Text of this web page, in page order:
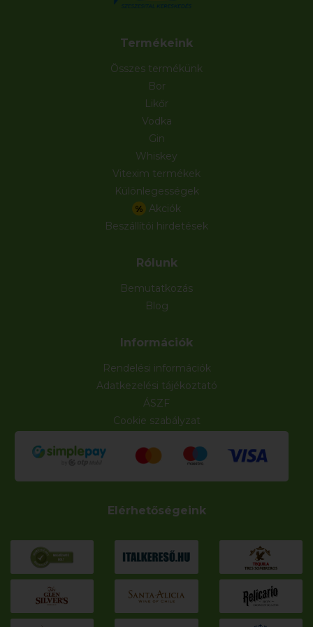
Termékeink
Összes termékünk
Bor
Likőr
Vodka
Gin
Whiskey
Vitexim termékek
Különlegességek
% Akciók
Beszállítói hirdetések
Rólunk
Bemutatkozás
Blog
Információk
Rendelési információk
Adatkezelési tájékoztató
ÁSZF
Cookie szabályzat
Elérhetőségeink